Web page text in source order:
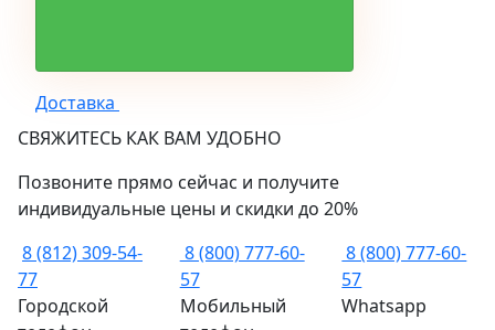
Доставка
СВЯЖИТЕСЬ КАК ВАМ УДОБНО
Позвоните прямо сейчас и получите
индивидуальные цены и скидки до 20%
8 (812) 309-54-
77
Городской
8 (800) 777-60-
57
Мобильный
8 (800) 777-60-
57
Whatsapp